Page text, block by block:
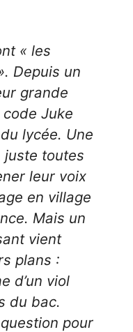
« les
Depuis un
grande
Juke
lycée. Une
juste toutes
leur voix
en village
Mais un
vient
plans :
d’un viol
du bac.
pour